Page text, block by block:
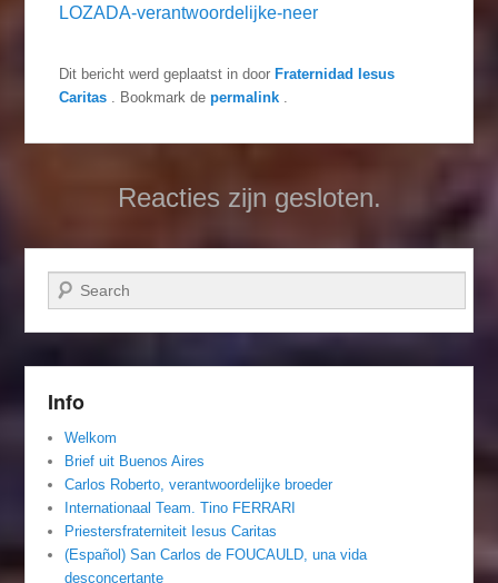
LOZADA-verantwoordelijke-neer
Dit bericht werd geplaatst indoor Fraternidad Iesus
Caritas . Bookmark depermalink .
Reacties zijn gesloten.
Zoeken
Info
Welkom
Brief uit Buenos Aires
Carlos Roberto, verantwoordelijke broeder
Internationaal Team. Tino FERRARI
Priestersfraterniteit Iesus Caritas
(Español) San Carlos de FOUCAULD, una vida
desconcertante